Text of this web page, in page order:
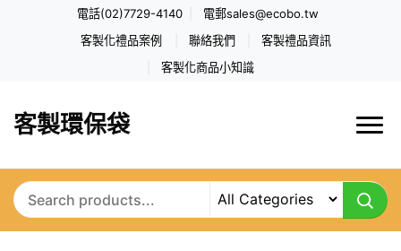
電話(02)7729-4140 電郵sales@ecobo.tw
客製化禮品案例 聯絡我們 客製禮品資訊
客製化商品小知識
客製環保袋